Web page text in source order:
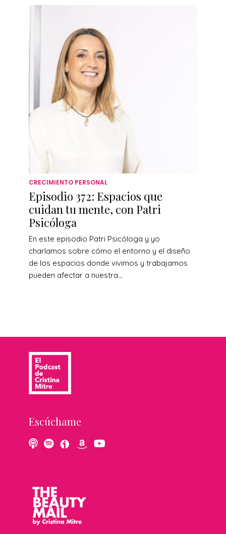
CRECIMIENTO PERSONAL
Episodio 372: Espacios que
cuidan tu mente, con Patri
Psicóloga
En este episodio Patri Psicóloga y yo
charlamos sobre cómo el entorno y el diseño
de los espacios donde vivimos y trabajamos
pueden afectar a nuestra...
Escúchame